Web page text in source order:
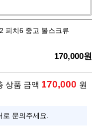
피치6 중고 볼스크류
170,000원
상품 금액 170,000 원
문의주세요.